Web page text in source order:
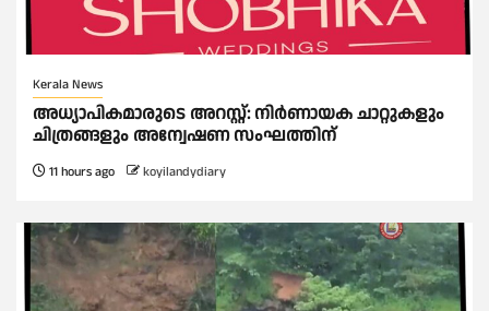
Kerala News
അധ്യാപികമാരുടെ അറസ്റ്റ്: നിർണായക ചാറ്റുകളും
ചിത്രങ്ങളും അന്വേഷണ സംഘത്തിന്
11 hours ago koyilandydiary